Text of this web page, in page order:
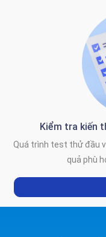
Kiểm tra kiến
Quá trình test thử đầu
quả phù